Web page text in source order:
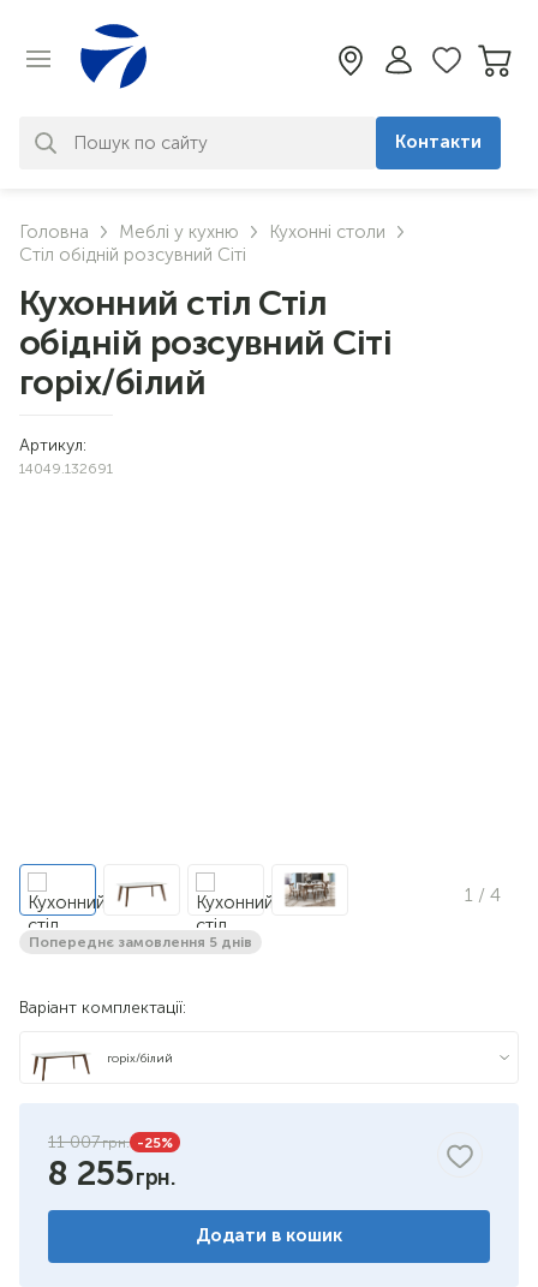
знайдено. Уточніть свій запит
Контакти
Головна Меблі у кухню
Кухонні столи
Стіл обідній розсувний Сіті
Кухонний стіл Стіл
обідній розсувний Сіті
горіх/білий
Артикул:
14049.132691
1 / 4
Попереднє замовлення 5 днів
Варіант комплектації:
горіх/білий
11 007 -25%
8 255
Додати в кошик